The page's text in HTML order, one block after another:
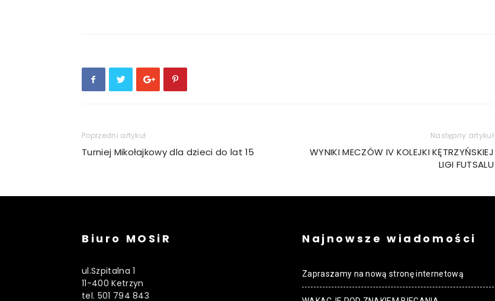
Poprzedni artykuł
Turniej Mikołajkowy dla dzieci do lat 15
Następny artykuł
WYNIKI MECZÓW IV KOLEJKI KĘTRZYŃSKIEJ
LIGI FUTSALU
Biuro MOSiR
ul.Szpitalna 1
11-400 Ketrzyn
tel. 501 794 843
Najnowsze wiadomości
Zapraszamy na nową stronę internetową